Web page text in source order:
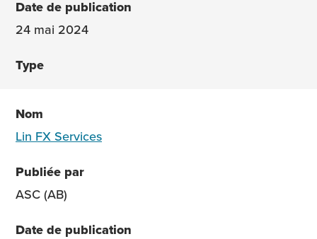
24 mai 2024
Lin FX Services
ASC (AB)